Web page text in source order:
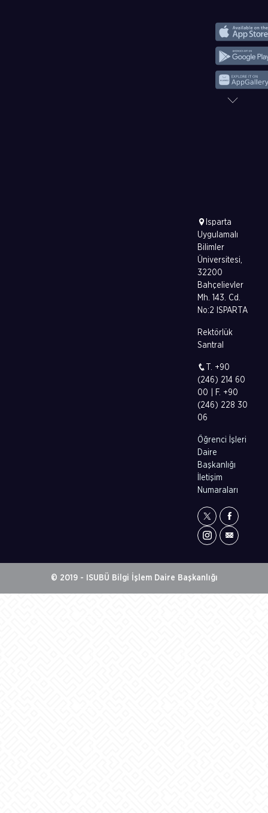
Isparta
Uygulamalı
Bilimler
Üniversitesi,
32200
Bahçelievler
Mh. 143. Cd.
No:2 ISPARTA
Rektörlük
Santral
T. +90
(246) 214 60
00 | F. +90
(246) 228 30
06
Öğrenci İşleri
Daire
Başkanlığı
İletişim
Numaraları
© 2019 - ISUBÜ Bilgi İşlem Daire Başkanlığı